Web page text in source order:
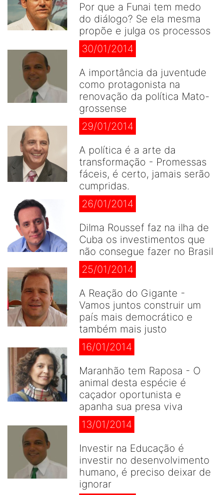
Por que a Funai tem medo
do diálogo? Se ela mesma
propõe e julga os processos
30/01/2014
A importância da juventude
como protagonista na
renovação da política Mato-
grossense
29/01/2014
A política é a arte da
transformação - Promessas
fáceis, é certo, jamais serão
cumpridas.
26/01/2014
Dilma Roussef faz na ilha de
Cuba os investimentos que
não consegue fazer no Brasil
25/01/2014
A Reação do Gigante -
Vamos juntos construir um
país mais democrático e
também mais justo
16/01/2014
Maranhão tem Raposa - O
animal desta espécie é
caçador oportunista e
apanha sua presa viva
13/01/2014
Investir na Educação é
investir no desenvolvimento
humano, é preciso deixar de
ignorar